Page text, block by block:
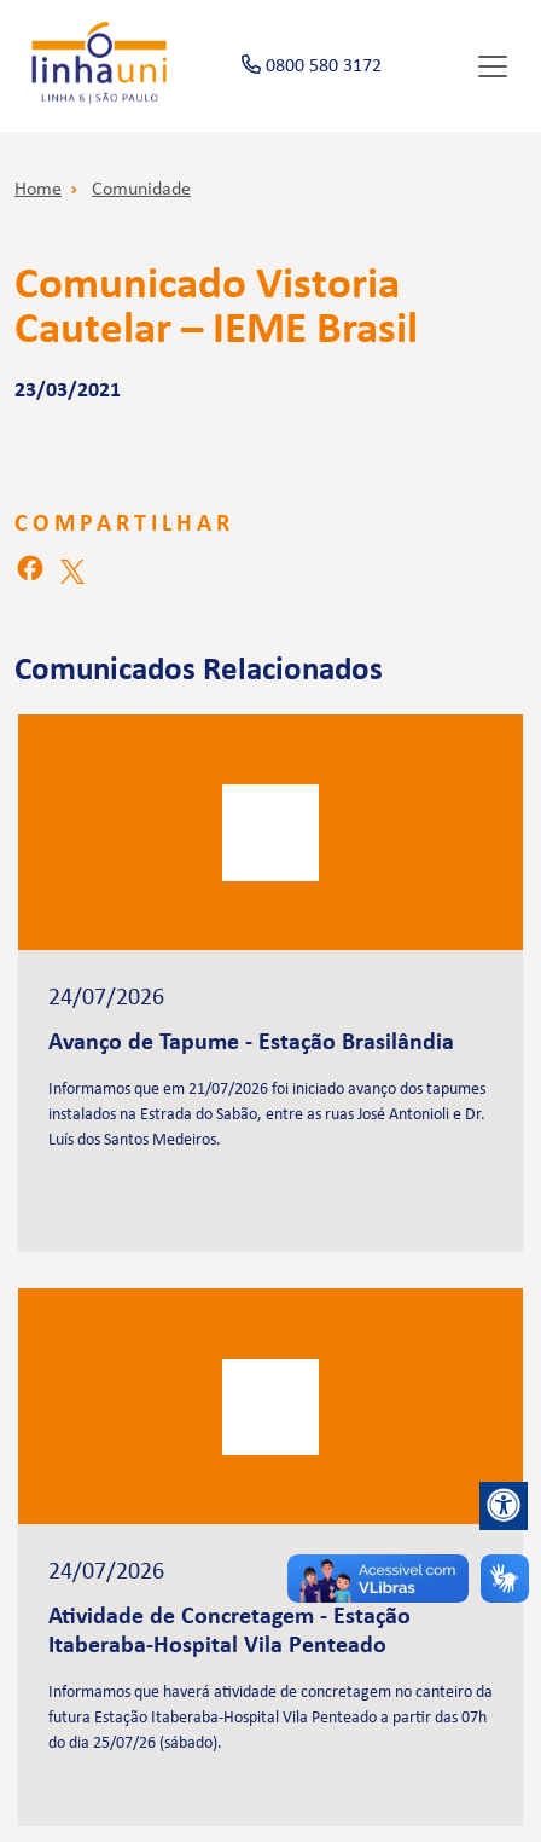
0800 580 3172
Home Comunidade
Comunicado Vistoria
Cautelar – IEME Brasil
23/03/2021
COMPARTILHAR
Comunicados Relacionados
24/07/2026
Avanço de Tapume - Estação Brasilândia
Informamos que em 21/07/2026 foi iniciado avanço dos tapumes
instalados na Estrada do Sabão, entre as ruas José Antonioli e Dr.
Luís dos Santos Medeiros.
24/07/2026
Atividade de Concretagem - Estação
Itaberaba-Hospital Vila Penteado
Informamos que haverá atividade de concretagem no canteiro da
futura Estação Itaberaba-Hospital Vila Penteado a partir das 07h
do dia 25/07/26 (sábado).